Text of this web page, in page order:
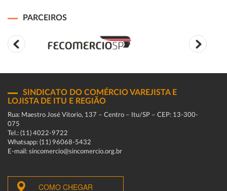
PARCEIROS
SINDICATO DO COMÉRCIO VAREJISTA E
LOJISTA DE ITU E REGIÃO
Rua: Maestro José Vitorio, 137 – Centro – Itu/SP – CEP: 13-300-
075
Tel.: (11) 4022-9722
Whatsapp: (11) 96068-5432
E-mail: sincomercio@sincomercio.org.br
COMO CHEGAR